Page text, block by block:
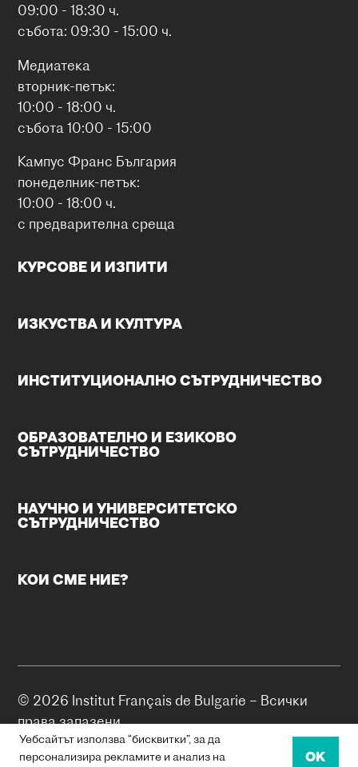
09:00 - 18:30 ч.
събота: 09:30 - 15:00 ч.
Медиатека
вторник-петък:
10:00 - 18:00 ч.
събота 10:00 - 15:00
Кампус Франс България
понеделник-петък:
10:00 - 18:00 ч.
с предварителна среща
КУРСОВЕ И ИЗПИТИ
ИЗКУСТВА И КУЛТУРА
ИНСТИТУЦИОНАЛНО СЪТРУДНИЧЕСТВО
ОБРАЗОВАТЕЛНО И ЕЗИКОВО
СЪТРУДНИЧЕСТВО
НАУЧНО И УНИВЕРСИТЕТСКО
СЪТРУДНИЧЕСТВО
КОИ СМЕ НИЕ?
© 2026 Institut Français de Bulgarie – Всички
права запазени.
БИСКВИТКИ
Уебсайтът използва “бисквитки”, за да
персонализира рекламите и анализ на
OK